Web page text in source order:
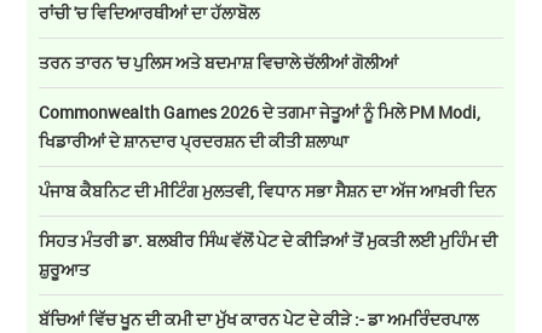
ਰਾਂਚੀ 'ਚ ਵਿਦਿਆਰਥੀਆਂ ਦਾ ਹੱਲਾਬੋਲ
ਤਰਨ ਤਾਰਨ 'ਚ ਪੁਲਿਸ ਅਤੇ ਬਦਮਾਸ਼ ਵਿਚਾਲੇ ਚੱਲੀਆਂ ਗੋਲੀਆਂ
Commonwealth Games 2026 ਦੇ ਤਗਮਾ ਜੇਤੂਆਂ ਨੂੰ ਮਿਲੇ PM Modi,
ਖਿਡਾਰੀਆਂ ਦੇ ਸ਼ਾਨਦਾਰ ਪ੍ਰਦਰਸ਼ਨ ਦੀ ਕੀਤੀ ਸ਼ਲਾਘਾ
ਪੰਜਾਬ ਕੈਬਨਿਟ ਦੀ ਮੀਟਿੰਗ ਮੁਲਤਵੀ, ਵਿਧਾਨ ਸਭਾ ਸੈਸ਼ਨ ਦਾ ਅੱਜ ਆਖ਼ਰੀ ਦਿਨ
ਸਿਹਤ ਮੰਤਰੀ ਡਾ. ਬਲਬੀਰ ਸਿੰਘ ਵੱਲੋਂ ਪੇਟ ਦੇ ਕੀੜਿਆਂ ਤੋਂ ਮੁਕਤੀ ਲਈ ਮੁਹਿੰਮ ਦੀ
ਸ਼ੁਰੂਆਤ
ਬੱਚਿਆਂ ਵਿੱਚ ਖੂਨ ਦੀ ਕਮੀ ਦਾ ਮੁੱਖ ਕਾਰਨ ਪੇਟ ਦੇ ਕੀੜੇ :- ਡਾ ਅਮਰਿੰਦਰਪਾਲ